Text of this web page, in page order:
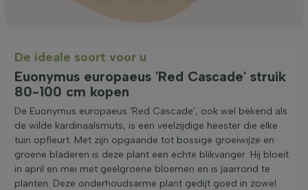
De ideale soort voor u
Euonymus europaeus 'Red Cascade' struik
80-100 cm kopen
De Euonymus europaeus 'Red Cascade', ook wel bekend als
de wilde kardinaalsmuts, is een veelzijdige heester die elke
tuin opfleurt. Met zijn opgaande tot bossige groeiwijze en
groene bladeren is deze plant een echte blikvanger. Hij bloeit
in april en mei met geelgroene bloemen en is jaarrond te
planten. Deze onderhoudsarme plant gedijt goed in zowel